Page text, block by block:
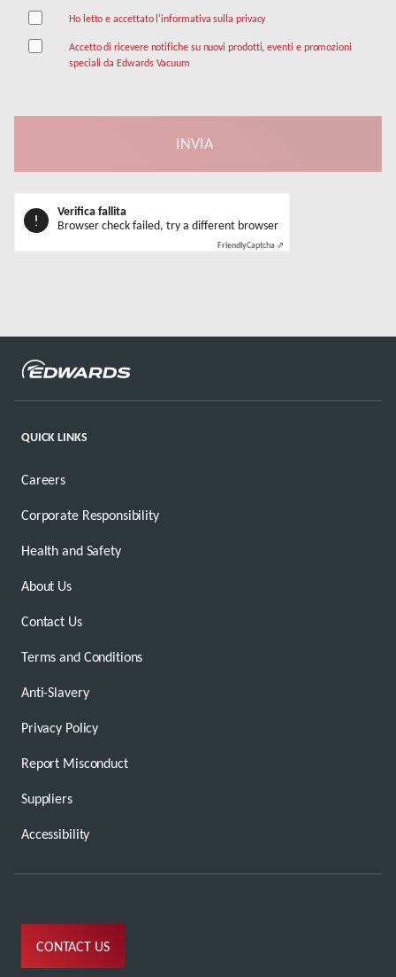
Ho letto e accettato l'informativa sulla privacy
Accetto di ricevere notifiche su nuovi prodotti, eventi e promozioni
speciali da Edwards Vacuum
Verifica fallita
Browser check failed, try a different browser
FriendlyCaptcha ⇗
QUICK LINKS
Careers
Corporate Responsibility
Health and Safety
About Us
Contact Us
Terms and Conditions
Anti-Slavery
Privacy Policy
Report Misconduct
Suppliers
Accessibility
CONTACT US